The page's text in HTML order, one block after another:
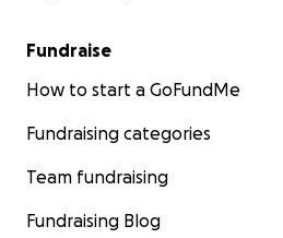
Fundraise
How to start a GoFundMe
Fundraising categories
Team fundraising
Fundraising Blog